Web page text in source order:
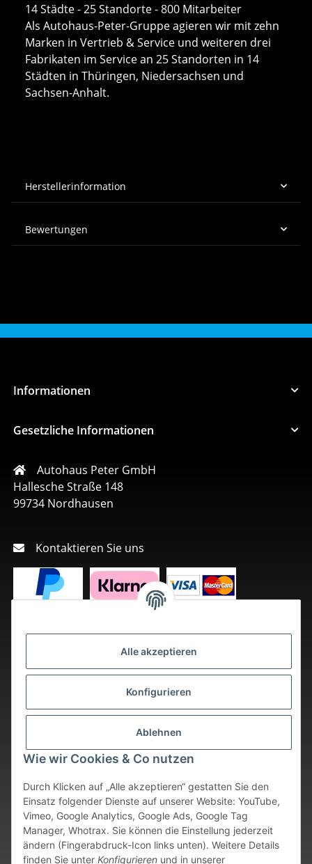
Alle akzeptieren
Konfigurieren
Ablehnen
Wie wir Cookies & Co nutzen
Durch Klicken auf „Alle akzeptieren“ gestatten Sie den
Einsatz folgender Dienste auf unserer Website: YouTube,
Vimeo, Google Analytics, Google Ads, Google Tag
Manager, Whotrax. Sie können die Einstellung jederzeit
ändern (Fingerabdruck-Icon links unten). Weitere Details
finden Sie unter Konfigurieren und in unserer
14 Städte - 25 Standorte - 800 Mitarbeiter
Als Autohaus-Peter-Gruppe agieren wir mit zehn
Marken in Vertrieb & Service und weiteren drei
Fabrikaten im Service an 25 Standorten in 14
Städten in Thüringen, Niedersachsen und
Sachsen-Anhalt.
Herstellerinformation
Bewertungen
Informationen
Gesetzliche Informationen
Autohaus Peter GmbH
Hallesche Straße 148
99734 Nordhausen
Kontaktieren Sie uns
Vertrag widerrufen
* Alle Preise inkl. gesetzlicher USt., zzgl. Versand
. Bei sofort